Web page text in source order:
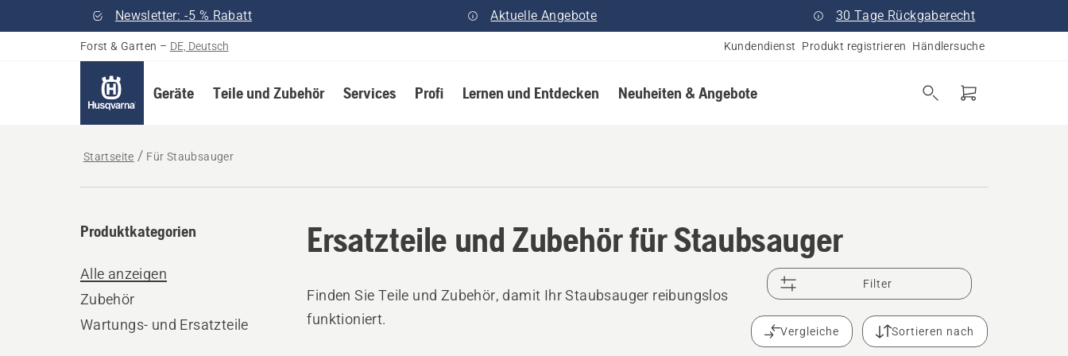
Newsletter: -5 % Rabatt Aktuelle Angebote 30 Tage Rückgaberecht
Forst & Garten – DE, Deutsch Kundendienst Produkt registrieren Händlersuche
Geräte Teile und Zubehör Services Profi Lernen und Entdecken Neuheiten & Angebote
Startseite Für Staubsauger
Ersatzteile und Zubehör für Staubsauger
Produktkategorien
Alle anzeigen
Zubehör
Wartungs- und Ersatzteile
Finden Sie Teile und Zubehör, damit Ihr Staubsauger reibungslos
funktioniert.
Filter
Vergleiche Sortieren nach